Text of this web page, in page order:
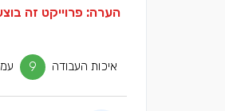
הערה: פרוייקט זה
איכות העבודה 9